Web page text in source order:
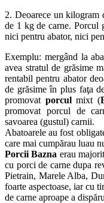
2. Deoarece un kilogram
de 1 kg de carne. Porcul
nici pentru abator, nici
Exemplu: mergând la
avea stratul de grăsime
rentabil pentru abator
de grăsime în plus faţa
promovat porculmixt (
promovat porcul de
savoarea (gustul) carnii.
Abatoarele au fost
care mai cumpărau luau
Porcii Bazna erau
cu porci de carne dupa
Pietrain, Marele Alba,
foarte aspectoase, iar cu
de carne aproape a